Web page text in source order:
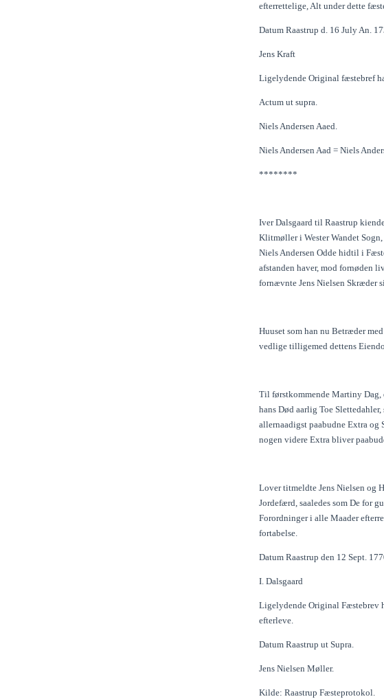
efterrettelige, Alt under dette
Datum Raastrup d. 16 July An.
Jens Kraft
Ligelydende Original fæstebref
Actum ut supra.
Niels Andersen Aaed.
Niels Andersen Aad = Niels
********
Iver Dalsgaard til Raastrup
Klitmøller i Wester Wandet
Niels Andersen Odde hidtil i
afstanden haver, mod fornøden
fornævnte Jens Nielsen Skræder
Huuset som han nu Betræder
vedlige tilligemed dettens
Til førstkommende Martiny Dag,
hans Død aarlig Toe
allernaadigst paabudne Extra og
nogen videre Extra bliver
Lover titmeldte Jens Nielsen og
Jordefærd, saaledes som De for
Forordninger i alle Maader
fortabelse.
Datum Raastrup den 12 Sept.
I. Dalsgaard
Ligelydende Original Fæstebrev
efterleve.
Datum Raastrup ut Supra.
Jens Nielsen Møller.
Kilde: Raastrup Fæsteprotokol.